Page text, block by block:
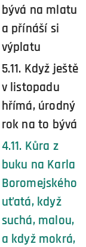
bývá na mlatu
a přínáší si
výplatu
5.11. Když ještě
v listopadu
hřímá, úrodný
rok na to bývá
4.11. Kůra z
buku na Karla
Boromejského
uťatá, když
suchá, malou,
a když mokrá,